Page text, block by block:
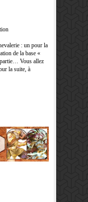
: un pour la
de la base «
Vous allez
la suite, à